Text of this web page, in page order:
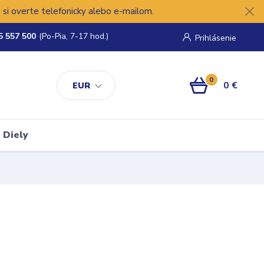
si overte telefonicky alebo e-mailom.
EUR
Prihlásenie
557 500 (Po-Pia, 7-17 hod.)
0 0 €
Diely